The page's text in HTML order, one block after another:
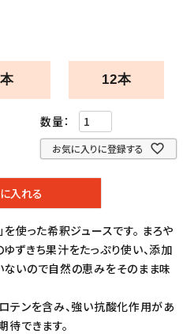
12本
お気に入りに登録する
入れる
使った希釈ジュースです。 まろや
ずきち果汁をたっぷり使い、添加
いので自然の恵みをそのまま味
テンを含み、強い抗酸化作用があ
できます。